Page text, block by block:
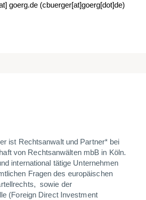
goerg.de (cbuerger[at]goerg[dot]de)
ist Rechtsanwalt und Partner* bei
von Rechtsanwälten mbB in Köln.
international tätige Unternehmen
Fragen des europäischen
sowie der
(Foreign Direct Investment